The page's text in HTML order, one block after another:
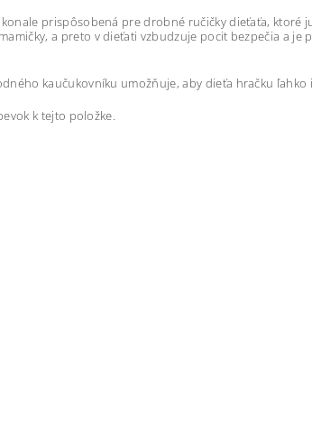
prispôsobená pre drobné ručičky dieťaťa, ktoré
a preto v dieťati vzbudzuje pocit bezpečia a je
kaučukovníku umožňuje, aby dieťa hračku
k tejto položke.